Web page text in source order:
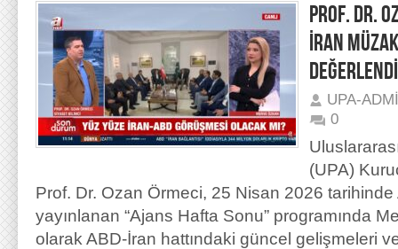
PROF. DR.
İRAN
UPA-
0
(UPA)
Prof. Dr. Ozan Örmeci, 25 Nisan 2026 tarihinde
yayınlanan “Ajans Hafta Sonu” programında
olarak ABD-İran hattındaki güncel gelişmeleri